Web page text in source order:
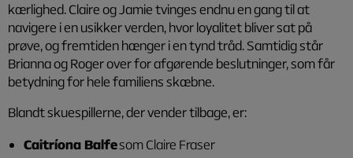
kærlighed. Claire og Jamie tvinges endnu en gang til at
navigere i en usikker verden, hvor loyalitet bliver sat på
prøve, og fremtiden hænger i en tynd tråd. Samtidig står
Brianna og Roger over for afgørende beslutninger, som får
betydning for hele familiens skæbne.
Blandt skuespillerne, der vender tilbage, er:
Caitríona Balfesom Claire Fraser